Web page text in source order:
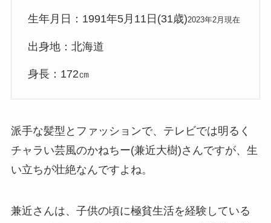
生年月日：1991年5月11日(31歳)2023年2月現在
出身地：北海道
身長：172㎝
派手な髪型とファッションで、テレビでは明るく
チャラい芸風のかねちー(兼近大樹)さんですが、生
い立ちが壮絶なんですよね。
兼近さんは、子供の頃に極貧生活を経験している